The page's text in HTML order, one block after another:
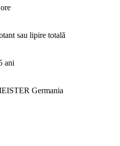
sau lipire totală
ani
Germania